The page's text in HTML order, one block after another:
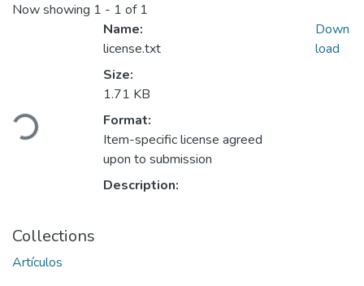
Now showing 1 - 1 of 1
Loading...
Name:
license.txt
Size:
1.71 KB
Format:
Item-specific license agreed
upon to submission
Description:
Down
load
Collections
Artículos